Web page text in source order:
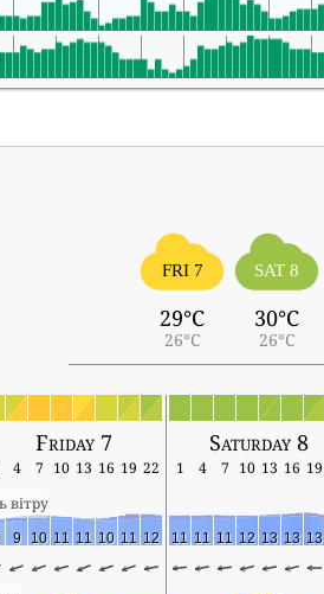
FRI 7
29°C
26°C
SAT 8
30°C
26°C
Friday 7 Saturday 8
4 7 10 13 16 19 22 1 4 7 10 13 16 19
вітру
9 10 11 11 10 11 12 11 11 11 12 13 13 13